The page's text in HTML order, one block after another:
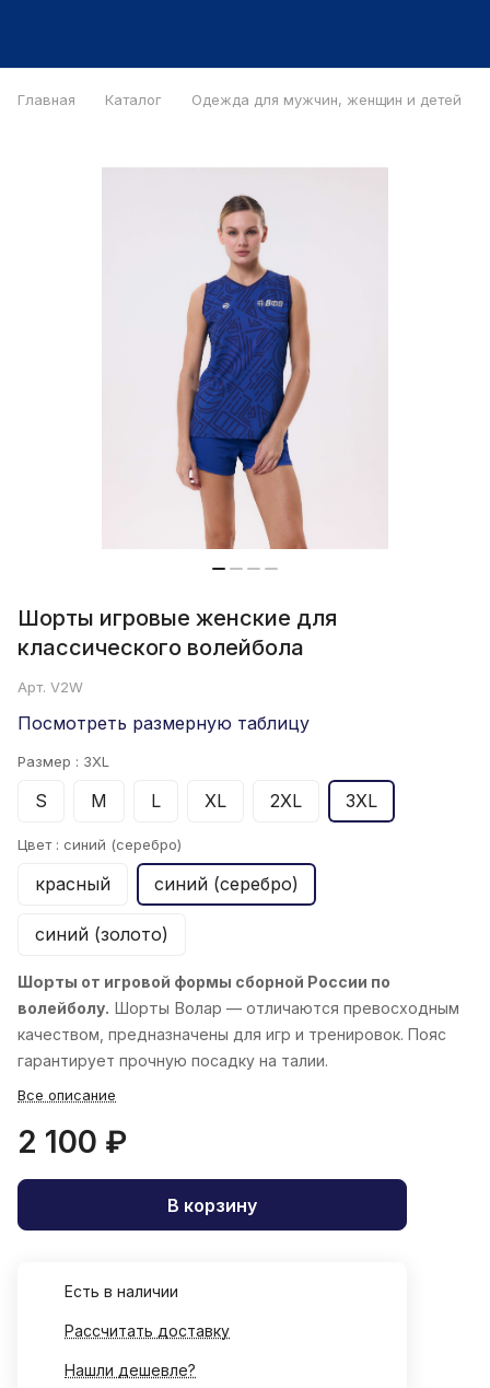
Главная Каталог Одежда для мужчин, женщин и детей
Шорты игровые женские для
классического волейбола
Арт. V2W
Посмотреть размерную таблицу
Размер : 3XL
S M L XL 2XL 3XL
Цвет : синий (серебро)
красный синий (серебро)
синий (золото)
Шорты от игровой формы сборной России по
волейболу. Шорты Волар — отличаются превосходным
качеством, предназначены для игр и тренировок. Пояс
гарантирует прочную посадку на талии.
Все описание
2 100 ₽
В корзину
Есть в наличии
Рассчитать доставку
Нашли дешевле?